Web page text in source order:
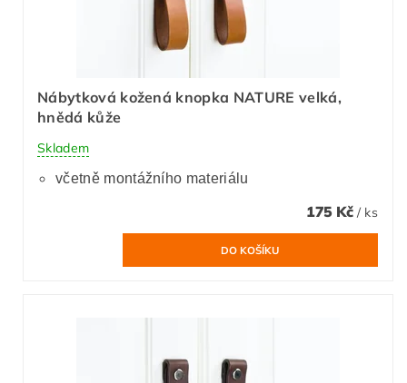
Nábytková kožená knopka NATURE velká,
hnědá kůže
Skladem
včetně montážního materiálu
175 Kč / ks